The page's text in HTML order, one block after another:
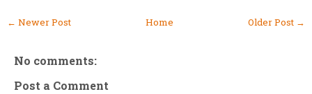
← Newer Post Older Post →
Home
No comments:
Post a Comment